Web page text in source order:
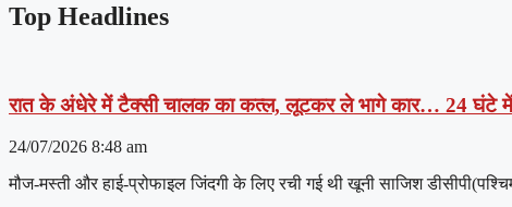
Top Headlines
रात के अंधेरे में टैक्सी चालक का कत्ल, लूटकर ले भागे कार… 24 घंटे में
24/07/2026 8:48 am
मौज-मस्ती और हाई-प्रोफाइल जिंदगी के लिए रची गई थी खूनी साजिश